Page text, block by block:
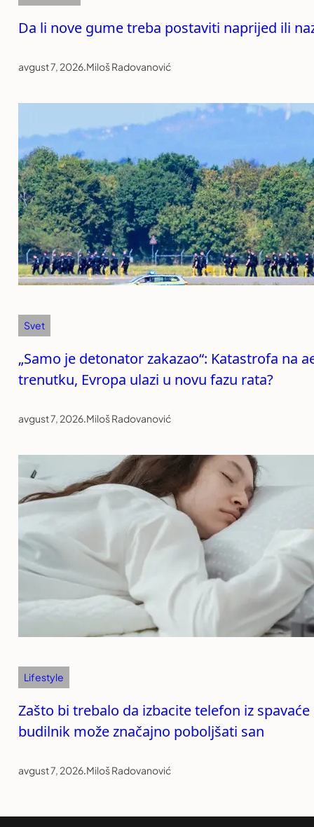
Da li nove gume treba postaviti naprijed ili
avgust 7, 2026.Miloš Radovanović
Svet
„Samo je detonator zakazao“: Katastrofa na
trenutku, Evropa ulazi u novu fazu rata?
avgust 7, 2026.Miloš Radovanović
Lifestyle
Zašto bi trebalo da izbacite telefon iz
budilnik može značajno poboljšati san
avgust 7, 2026.Miloš Radovanović